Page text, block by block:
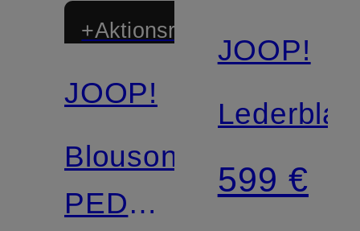
+Aktionsrabatt
JOOP!
Blouson
PEDRO
JOOP!
599 €